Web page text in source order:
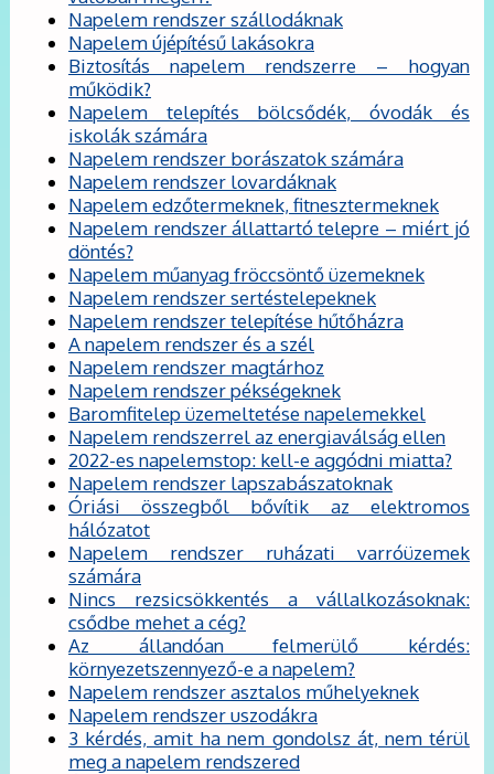
Napelem rendszer szállodáknak
Napelem újépítésű lakásokra
Biztosítás napelem rendszerre – hogyan
működik?
Napelem telepítés bölcsődék, óvodák és
iskolák számára
Napelem rendszer borászatok számára
Napelem rendszer lovardáknak
Napelem edzőtermeknek, fitnesztermeknek
Napelem rendszer állattartó telepre – miért jó
döntés?
Napelem műanyag fröccsöntő üzemeknek
Napelem rendszer sertéstelepeknek
Napelem rendszer telepítése hűtőházra
A napelem rendszer és a szél
Napelem rendszer magtárhoz
Napelem rendszer pékségeknek
Baromfitelep üzemeltetése napelemekkel
Napelem rendszerrel az energiaválság ellen
2022-es napelemstop: kell-e aggódni miatta?
Napelem rendszer lapszabászatoknak
Óriási összegből bővítik az elektromos
hálózatot
Napelem rendszer ruházati varróüzemek
számára
Nincs rezsicsökkentés a vállalkozásoknak:
csődbe mehet a cég?
Az állandóan felmerülő kérdés:
környezetszennyező-e a napelem?
Napelem rendszer asztalos műhelyeknek
Napelem rendszer uszodákra
3 kérdés, amit ha nem gondolsz át, nem térül
meg a napelem rendszered